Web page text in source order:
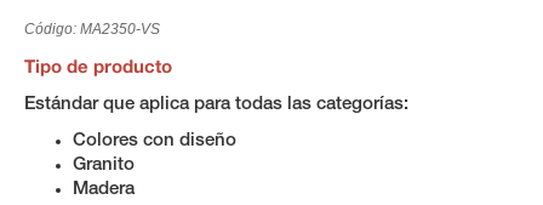
Código: MA2350-VS
Tipo de producto
Estándar que aplica para todas las categorías:
Colores con diseño
Granito
Madera